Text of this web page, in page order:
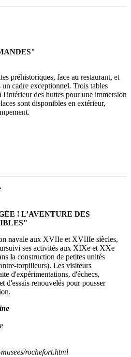
préhistoriques, face au restaurant, et
cadre exceptionnel. Trois tables
l'intérieur des huttes pour une immersion
sont disponibles en extérieur,
! L’AVENTURE DES
navale aux XVIIe et XVIIIe siècles,
ses activités aux XIXe et XXe
la construction de petites unités
torpilleurs). Les visiteurs
d'expérimentations, d'échecs,
d'essais renouvelés pour pousser
rochefort.html